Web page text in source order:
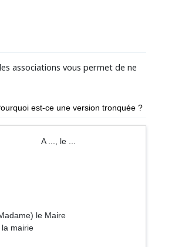
associations vous permet de ne
est-ce une version tronquée ?
le ...